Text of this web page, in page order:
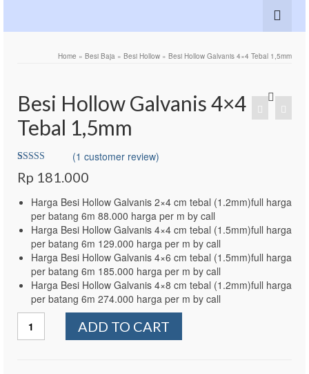
Home » Besi Baja » Besi Hollow » Besi Hollow Galvanis 4×4 Tebal 1,5mm
Besi Hollow Galvanis 4×4
Tebal 1,5mm
out of 5
customer
rating
(1 customer review)
Rp 181.000
Harga Besi Hollow Galvanis 2×4 cm tebal (1.2mm)full harga
per batang 6m 88.000 harga per m by call
Harga Besi Hollow Galvanis 4×4 cm tebal (1.5mm)full harga
per batang 6m 129.000 harga per m by call
Harga Besi Hollow Galvanis 4×6 cm tebal (1.5mm)full harga
per batang 6m 185.000 harga per m by call
Harga Besi Hollow Galvanis 4×8 cm tebal (1.2mm)full harga
per batang 6m 274.000 harga per m by call
Hollow
ADD TO CART